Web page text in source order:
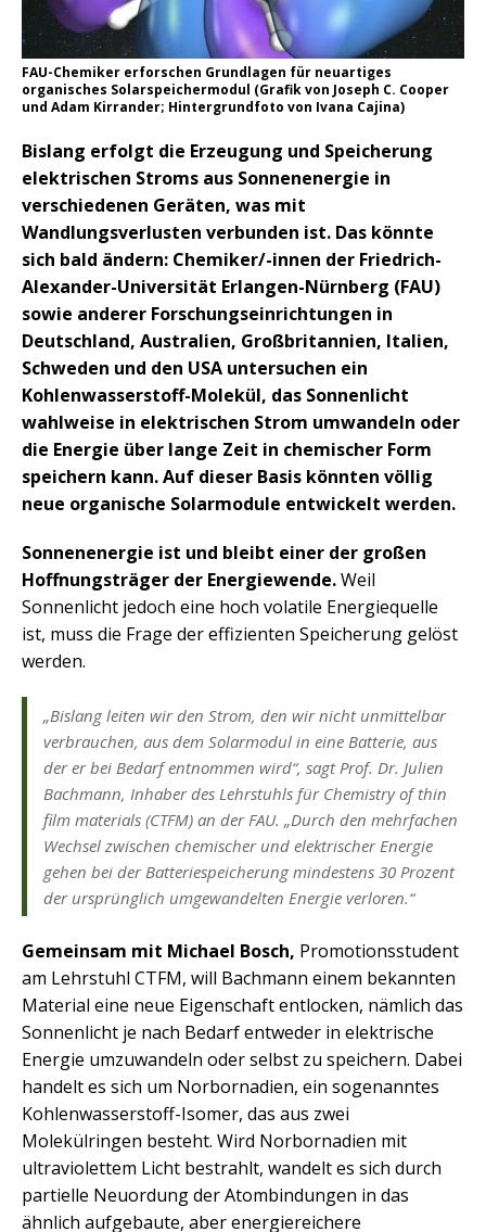
FAU-Chemiker erforschen Grundlagen für neuartiges
organisches Solarspeichermodul (Grafik von Joseph C. Cooper
und Adam Kirrander; Hintergrundfoto von Ivana Cajina)
Bislang erfolgt die Erzeugung und Speicherung
elektrischen Stroms aus Sonnenenergie in
verschiedenen Geräten, was mit
Wandlungsverlusten verbunden ist. Das könnte
sich bald ändern: Chemiker/-innen der Friedrich-
Alexander-Universität Erlangen-Nürnberg (FAU)
sowie anderer Forschungseinrichtungen in
Deutschland, Australien, Großbritannien, Italien,
Schweden und den USA untersuchen ein
Kohlenwasserstoff-Molekül, das Sonnenlicht
wahlweise in elektrischen Strom umwandeln oder
die Energie über lange Zeit in chemischer Form
speichern kann. Auf dieser Basis könnten völlig
neue organische Solarmodule entwickelt werden.
Sonnenenergie ist und bleibt einer der großen
Hoffnungsträger der Energiewende.Weil
Sonnenlicht jedoch eine hoch volatile Energiequelle
ist, muss die Frage der effizienten Speicherung gelöst
werden.
„Bislang leiten wir den Strom, den wir nicht unmittelbar
verbrauchen, aus dem Solarmodul in eine Batterie, aus
der er bei Bedarf entnommen wird“, sagt Prof. Dr. Julien
Bachmann, Inhaber des Lehrstuhls für Chemistry of thin
film materials (CTFM) an der FAU. „Durch den mehrfachen
Wechsel zwischen chemischer und elektrischer Energie
gehen bei der Batteriespeicherung mindestens 30 Prozent
der ursprünglich umgewandelten Energie verloren.“
Gemeinsam mit Michael Bosch, Promotionsstudent
am Lehrstuhl CTFM, will Bachmann einem bekannten
Material eine neue Eigenschaft entlocken, nämlich das
Sonnenlicht je nach Bedarf entweder in elektrische
Energie umzuwandeln oder selbst zu speichern. Dabei
handelt es sich um Norbornadien, ein sogenanntes
Kohlenwasserstoff-Isomer, das aus zwei
Molekülringen besteht. Wird Norbornadien mit
ultraviolettem Licht bestrahlt, wandelt es sich durch
partielle Neuordung der Atombindungen in das
ähnlich aufgebaute, aber energiereichere